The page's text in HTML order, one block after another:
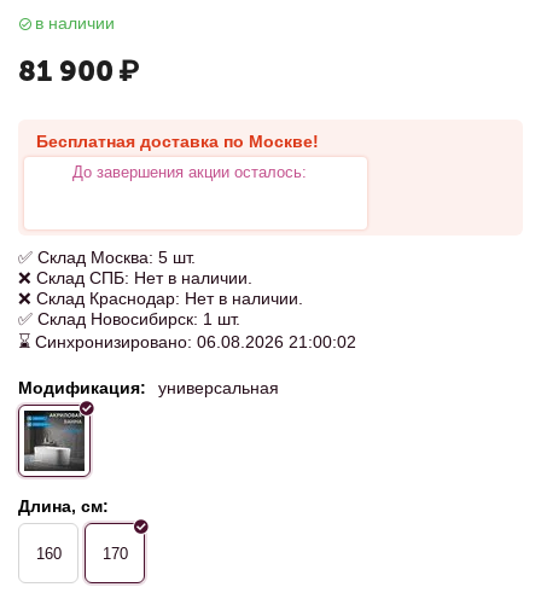
в наличии
81 900 ₽
Бесплатная доставка по Москве!
До завершения акции осталось:
✅ Склад Москва: 5 шт.
❌ Склад СПБ: Нет в наличии.
❌ Склад Краснодар: Нет в наличии.
✅ Склад Новосибирск: 1 шт.
⌛ Синхронизировано: 06.08.2026 21:00:02
Модификация: универсальная
Длина, см:
160 170